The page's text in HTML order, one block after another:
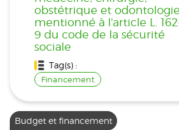
obstétrique et odontologie
mentionné à l'article L.
9 du code de la sécurité
sociale
Tag(s) :
Financement
Budget et financement